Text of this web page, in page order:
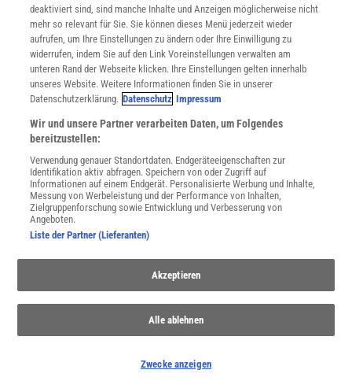
Regenwald
Tropische Regenwälder gehören zu den vielfältigsten
Lebensräumen und letzten weißen Flecken der Erde - und leider
auch zu den stark bedrohten Naturräumen.
deaktiviert sind, sind manche Inhalte und Anzeigen möglicherweise nicht
mehr so relevant für Sie. Sie können dieses Menü jederzeit wieder
aufrufen, um Ihre Einstellungen zu ändern oder Ihre Einwilligung zu
widerrufen, indem Sie auf den Link Voreinstellungen verwalten am
unteren Rand der Webseite klicken. Ihre Einstellungen gelten innerhalb
unseres Website. Weitere Informationen finden Sie in unserer
Datenschutzerklärung. Datenschutz Impressum
Wir und unsere Partner verarbeiten Daten, um Folgendes
bereitzustellen:
Verwendung genauer Standortdaten. Endgeräteeigenschaften zur
Identifikation aktiv abfragen. Speichern von oder Zugriff auf
Informationen auf einem Endgerät. Personalisierte Werbung und Inhalte,
Messung von Werbeleistung und der Performance von Inhalten,
Zielgruppenforschung sowie Entwicklung und Verbesserung von
Angeboten.
Liste der Partner (Lieferanten)
Akzeptieren
Alle ablehnen
Zwecke anzeigen